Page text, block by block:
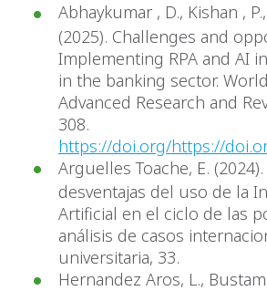
Abhaykumar , D., Kishan ,
(2025). Challenges and
Implementing RPA and AI
in the banking sector.
Advanced Research and
308.
https://doi.org/https://
Arguelles Toache, E.
desventajas del uso de la
Artificial en el ciclo de las
análisis de casos
universitaria, 33.
Hernandez Aros, L.,